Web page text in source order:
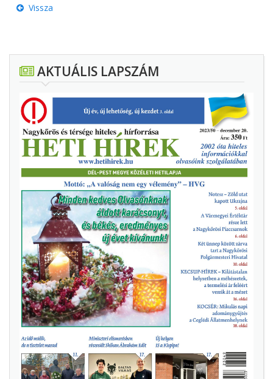
Vissza
AKTUÁLIS LAPSZÁM